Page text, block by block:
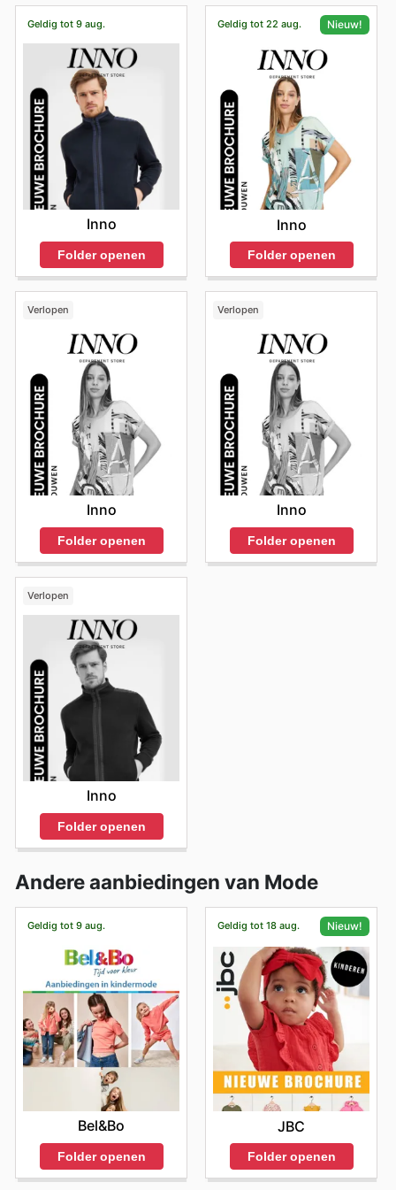
Geldig tot 9 aug.
Inno
Folder openen
Geldig tot 22 aug. Nieuw!
Inno
Folder openen
Verlopen
Inno
Folder openen
Verlopen
Inno
Folder openen
Verlopen
Inno
Folder openen
Andere aanbiedingen van Mode
Geldig tot 9 aug.
Bel&Bo
Folder openen
Geldig tot 18 aug. Nieuw!
JBC
Folder openen